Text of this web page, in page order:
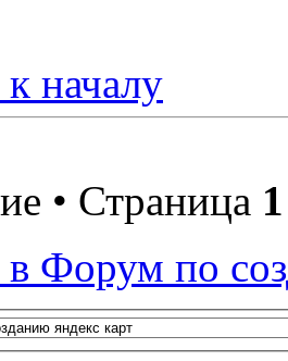
началу
• Страница 1
в Форум по